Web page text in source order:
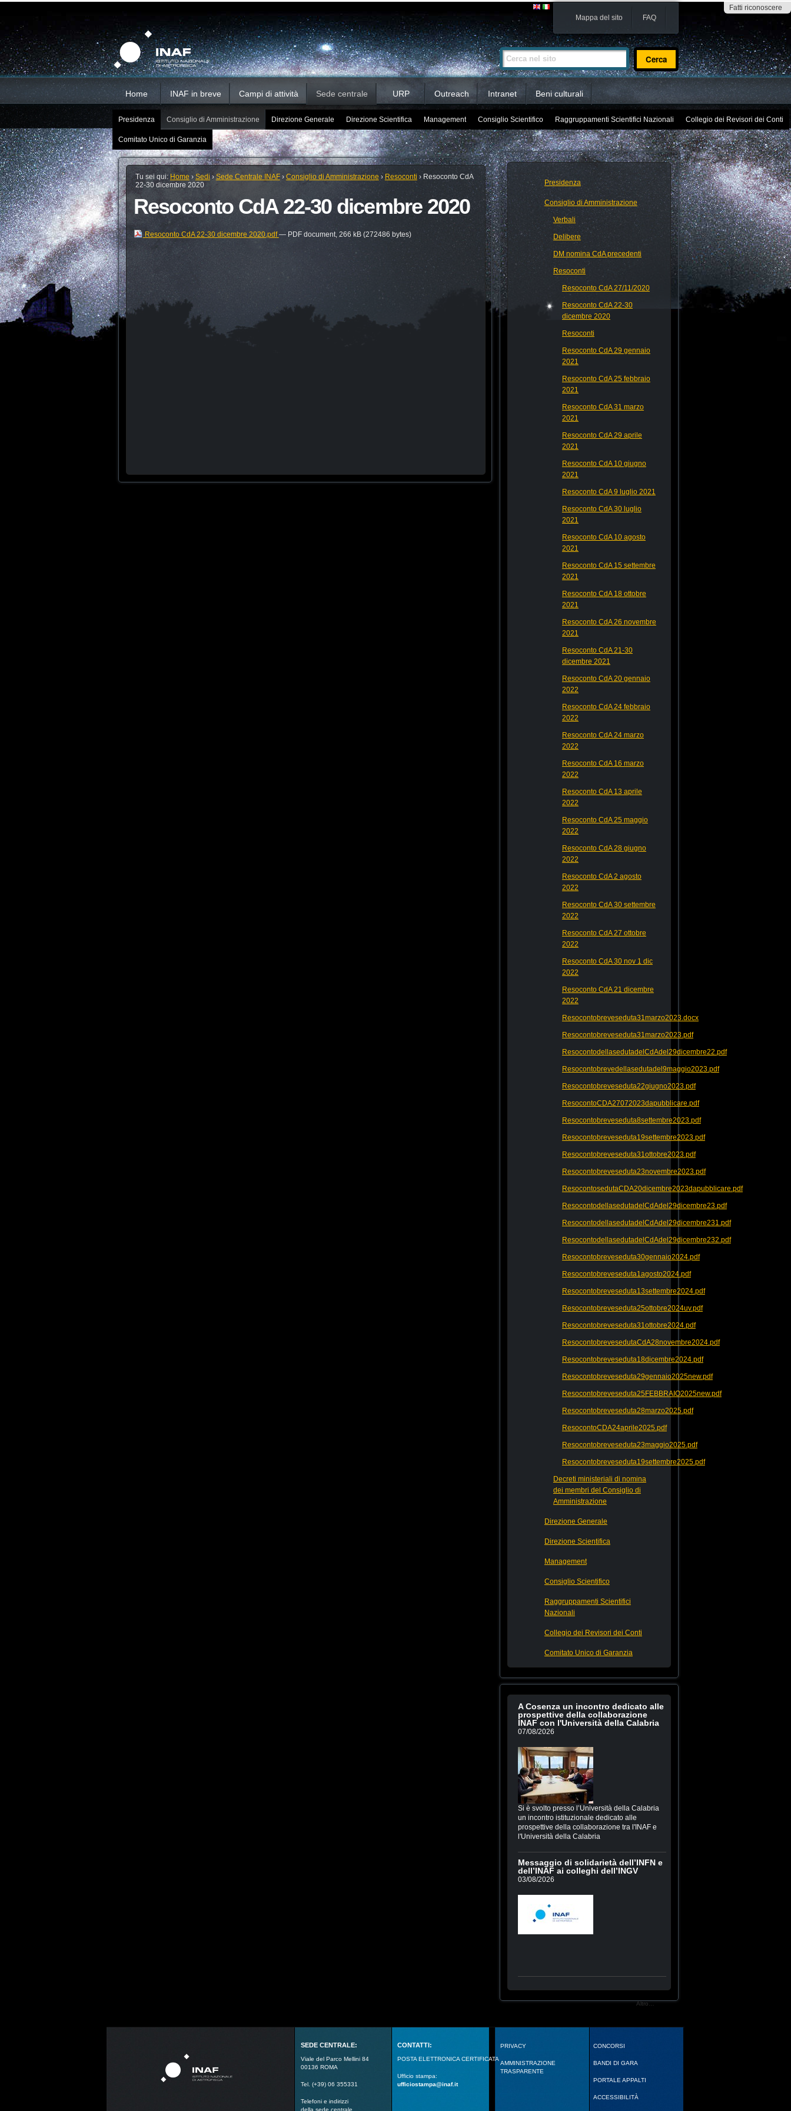
Fatti riconoscere
contenuti.
Salta
alla
navigazione
Mappa del sito FAQ
Cerca nel sito
Ricerca
avanzata…
Home INAF in breve Campi di attività Sede centrale URP Outreach Intranet Beni culturali
Presidenza Consiglio di Amministrazione Direzione Generale Direzione Scientifica Management Consiglio Scientifico Raggruppamenti Scientifici Nazionali Collegio dei Revisori dei Conti
Comitato Unico di Garanzia
Tu sei qui: Home › Sedi › Sede Centrale INAF › Consiglio di Amministrazione › Resoconti › Resoconto CdA
22-30 dicembre 2020
Resoconto CdA 22-30 dicembre 2020
Resoconto CdA 22-30 dicembre 2020.pdf— PDF document, 266 kB (272486 bytes)
Presidenza
Consiglio di Amministrazione
Verbali
Delibere
DM nomina CdA precedenti
Resoconti
Resoconto CdA 27/11/2020
Resoconto CdA 22-30
dicembre 2020
Resoconti
Resoconto CdA 29 gennaio
2021
Resoconto CdA 25 febbraio
2021
Resoconto CdA 31 marzo
2021
Resoconto CdA 29 aprile
2021
Resoconto CdA 10 giugno
2021
Resoconto CdA 9 luglio 2021
Resoconto CdA 30 luglio
2021
Resoconto CdA 10 agosto
2021
Resoconto CdA 15 settembre
2021
Resoconto CdA 18 ottobre
2021
Resoconto CdA 26 novembre
2021
Resoconto CdA 21-30
dicembre 2021
Resoconto CdA 20 gennaio
2022
Resoconto CdA 24 febbraio
2022
Resoconto CdA 24 marzo
2022
Resoconto CdA 16 marzo
2022
Resoconto CdA 13 aprile
2022
Resoconto CdA 25 maggio
2022
Resoconto CdA 28 giugno
2022
Resoconto CdA 2 agosto
2022
Resoconto CdA 30 settembre
2022
Resoconto CdA 27 ottobre
2022
Resoconto CdA 30 nov 1 dic
2022
Resoconto CdA 21 dicembre
2022
Resocontobreveseduta31marzo2023.docx
Resocontobreveseduta31marzo2023.pdf
ResocontodellasedutadelCdAdel29dicembre22.pdf
Resocontobrevedellasedutadel9maggio2023.pdf
Resocontobreveseduta22giugno2023.pdf
ResocontoCDA27072023dapubblicare.pdf
Resocontobreveseduta8settembre2023.pdf
Resocontobreveseduta19settembre2023.pdf
Resocontobreveseduta31ottobre2023.pdf
Resocontobreveseduta23novembre2023.pdf
ResocontosedutaCDA20dicembre2023dapubblicare.pdf
ResocontodellasedutadelCdAdel29dicembre23.pdf
ResocontodellasedutadelCdAdel29dicembre231.pdf
ResocontodellasedutadelCdAdel29dicembre232.pdf
Resocontobreveseduta30gennaio2024.pdf
Resocontobreveseduta1agosto2024.pdf
Resocontobreveseduta13settembre2024.pdf
Resocontobreveseduta25ottobre2024uv.pdf
Resocontobreveseduta31ottobre2024.pdf
ResocontobrevesedutaCdA28novembre2024.pdf
Resocontobreveseduta18dicembre2024.pdf
Resocontobreveseduta29gennaio2025new.pdf
Resocontobreveseduta25FEBBRAIO2025new.pdf
Resocontobreveseduta28marzo2025.pdf
ResocontoCDA24aprile2025.pdf
Resocontobreveseduta23maggio2025.pdf
Resocontobreveseduta19settembre2025.pdf
Decreti ministeriali di nomina
dei membri del Consiglio di
Amministrazione
Direzione Generale
Direzione Scientifica
Management
Consiglio Scientifico
Raggruppamenti Scientifici
Nazionali
Collegio dei Revisori dei Conti
Comitato Unico di Garanzia
A Cosenza un incontro dedicato alle
prospettive della collaborazione
INAF con l'Università della Calabria
07/08/2026
Si è svolto presso l’Università della Calabria
un incontro istituzionale dedicato alle
prospettive della collaborazione tra l'INAF e
l'Università della Calabria
Messaggio di solidarietà dell’INFN e
dell’INAF ai colleghi dell’INGV
03/08/2026
Altro…
SEDE CENTRALE:
Viale del Parco Mellini 84
00136 ROMA
Tel. (+39) 06 355331
Telefoni e indirizzi
della sede centrale
CONTATTI:
POSTA ELETTRONICA CERTIFICATA
Ufficio stampa:
ufficiostampa@inaf.it
PRIVACY
AMMINISTRAZIONE
TRASPARENTE
CONCORSI
BANDI DI GARA
PORTALE APPALTI
ACCESSIBILITÀ